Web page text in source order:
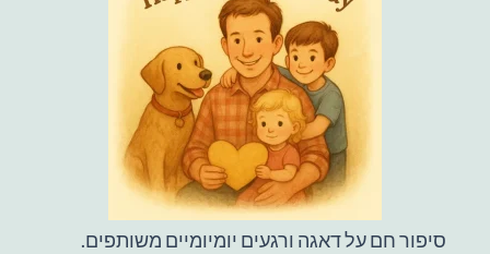
סיפור חם על דאגה ורגעים יומיומיים משותפים.